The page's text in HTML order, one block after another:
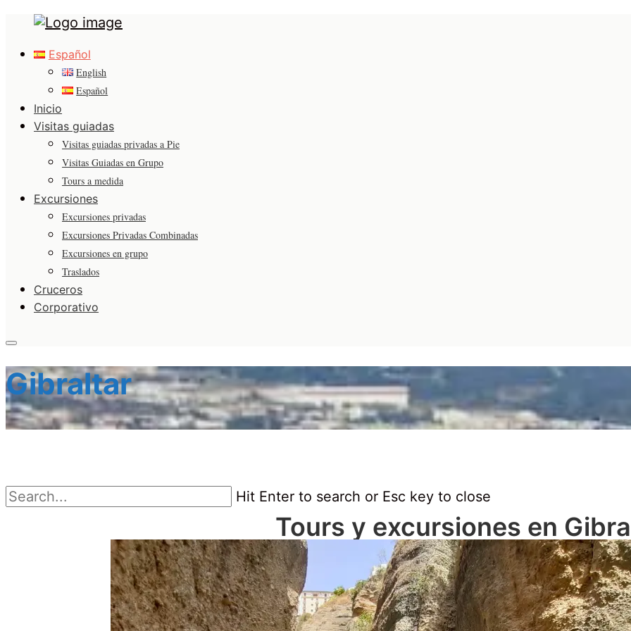
Español
English
Español
Inicio
Visitas guiadas
Visitas guiadas privadas a Pie
Visitas Guiadas en Grupo
Tours a medida
Excursiones
Excursiones privadas
Excursiones Privadas Combinadas
Excursiones en grupo
Traslados
Cruceros
Corporativo
Gibraltar
Buscar
por:
Hit Enter to search or Esc key to close
Tours y excursiones en